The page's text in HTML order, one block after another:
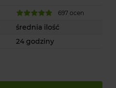
697 ocen
średnia ilość
24 godziny